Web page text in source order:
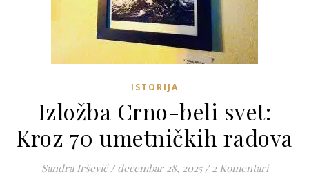
ISTORIJA
Izložba Crno-beli svet:
Kroz 70 umetničkih radova
Sandra Iršević / decembar 28, 2025 / 2 Komentari